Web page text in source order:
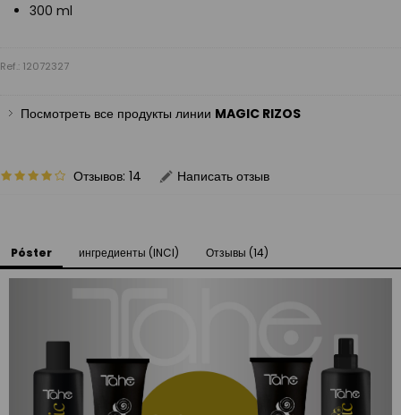
300 ml
Ref.: 12072327
Посмотреть все продукты линии MAGIC RIZOS
Отзывов: 14 Написать отзыв
Póster ингредиенты (INCI) Отзывы (14)